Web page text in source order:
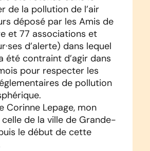
de la pollution de l’air
déposé par les Amis de
et 77 associations et
d’alerte) dans lequel
été contraint d’agir dans
pour respecter les
de pollution
Corinne Lepage, mon
de la ville de Grande-
le début de cette